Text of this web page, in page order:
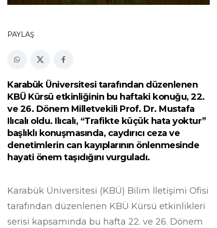
PAYLAŞ
Karabük Üniversitesi tarafından düzenlenen
KBÜ Kürsü etkinliğinin bu haftaki konuğu, 22.
ve 26. Dönem Milletvekili Prof. Dr. Mustafa
Ilıcalı oldu. Ilıcalı, “Trafikte küçük hata yoktur”
başlıklı konuşmasında, caydırıcı ceza ve
denetimlerin can kayıplarının önlenmesinde
hayati önem taşıdığını vurguladı.
Karabük Üniversitesi (KBÜ) Bilim İletişimi Ofisi
tarafından düzenlenen KBÜ Kürsü etkinlikleri
serisi kapsamında bu hafta 22. ve 26. Dönem